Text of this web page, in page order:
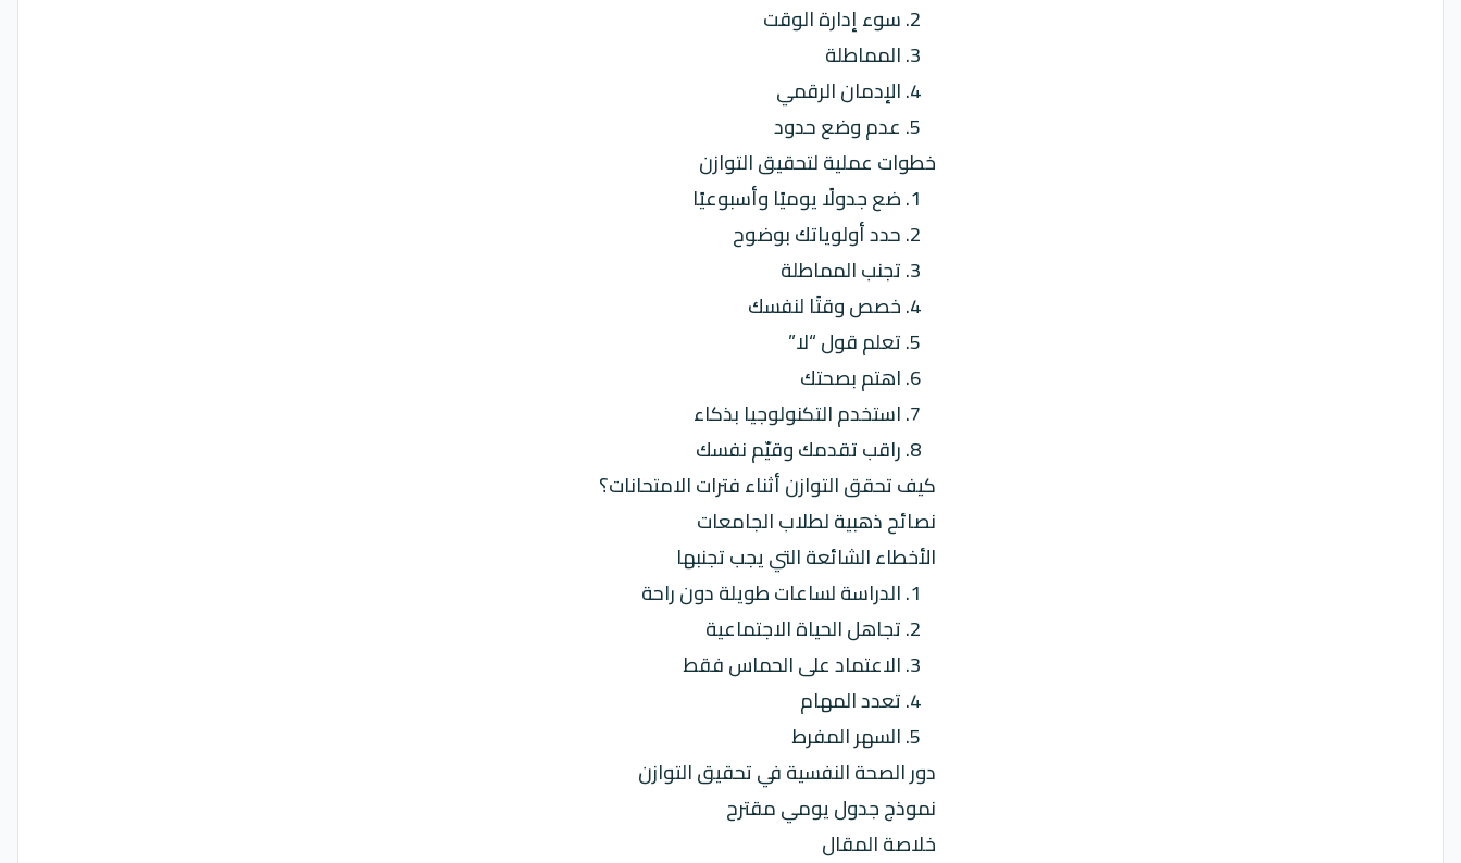
2. سوء إدارة الوقت
3. المماطلة
4. الإدمان الرقمي
5. عدم وضع حدود
خطوات عملية لتحقيق التوازن
1. ضع جدولًا يوميًا وأسبوعيًا
2. حدد أولوياتك بوضوح
3. تجنب المماطلة
4. خصص وقتًا لنفسك
5. تعلم قول “لا”
6. اهتم بصحتك
7. استخدم التكنولوجيا بذكاء
8. راقب تقدمك وقيّم نفسك
كيف تحقق التوازن أثناء فترات الامتحانات؟
نصائح ذهبية لطلاب الجامعات
الأخطاء الشائعة التي يجب تجنبها
1. الدراسة لساعات طويلة دون راحة
2. تجاهل الحياة الاجتماعية
3. الاعتماد على الحماس فقط
4. تعدد المهام
5. السهر المفرط
دور الصحة النفسية في تحقيق التوازن
نموذج جدول يومي مقترح
خلاصة المقال